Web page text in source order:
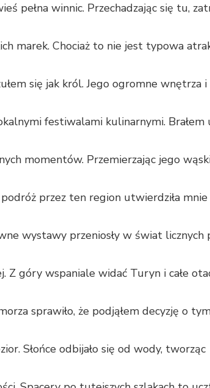
pełna winnic. Przechadzając się tu,
marek. Chociaż to nie jest typowa
się jak król. Jego ogromne wnętrza
festiwalami kulinarnymi. Brałem
momentów. Przemierzając jego
przez ten region utwierdziła
wystawy przeniosły w świat licznych
góry wspaniale widać Turyn i całe
sprawiło, że podjąłem decyzję o
Słońce odbijało się od wody, tworząc